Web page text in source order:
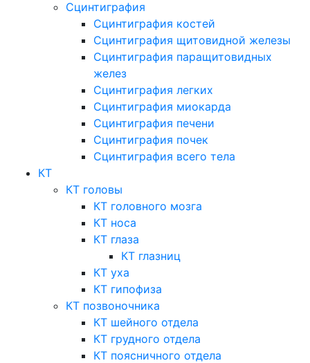
Сцинтиграфия
Сцинтиграфия костей
Сцинтиграфия щитовидной железы
Сцинтиграфия паращитовидных
желез
Сцинтиграфия легких
Сцинтиграфия миокарда
Сцинтиграфия печени
Сцинтиграфия почек
Сцинтиграфия всего тела
КТ
КТ головы
КТ головного мозга
КТ носа
КТ глаза
КТ глазниц
КТ уха
КТ гипофиза
КТ позвоночника
КТ шейного отдела
КТ грудного отдела
КТ поясничного отдела